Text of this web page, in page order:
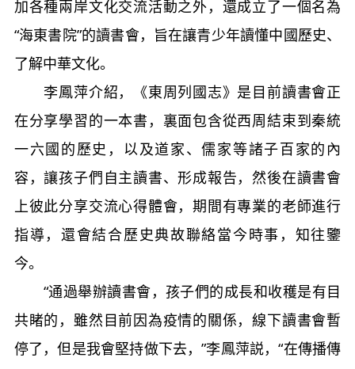
加各種兩岸文化交流活動之外，還成立了一個名為
“海東書院”的讀書會，旨在讓青少年讀懂中國歷史、
了解中華文化。
李鳳萍介紹，《東周列國志》是目前讀書會正
在分享學習的一本書，裏面包含從西周結束到秦統
一六國的歷史，以及道家、儒家等諸子百家的內
容，讓孩子們自主讀書、形成報告，然後在讀書會
上彼此分享交流心得體會，期間有專業的老師進行
指導，還會結合歷史典故聯絡當今時事，知往鑒
今。
“通過舉辦讀書會，孩子們的成長和收穫是有目
共睹的，雖然目前因為疫情的關係，線下讀書會暫
停了，但是我會堅持做下去，”李鳳萍説，“在傳播傳